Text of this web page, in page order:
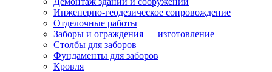
Инженерно-геодезическое сопровождение
Отделочные работы
Заборы и ограждения — изготовление
Столбы для заборов
Фундаменты для заборов
Кровля